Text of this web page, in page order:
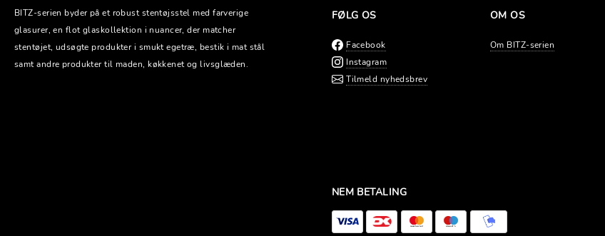
BITZ-serien byder på et robust stentøjsstel med farverige
glasurer, en flot glaskollektion i nuancer, der matcher
stentøjet, udsøgte produkter i smukt egetræ, bestik i mat stål
samt andre produkter til maden, køkkenet og livsglæden.
FØLG OS
Facebook
Instagram
Tilmeld nyhedsbrev
OM OS
Om BITZ-serien
NEM BETALING